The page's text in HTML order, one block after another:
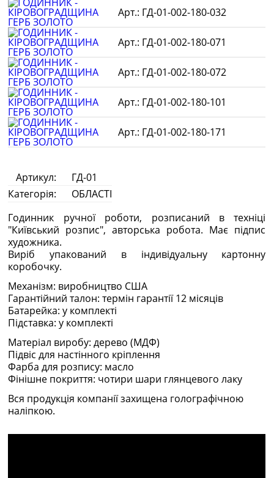
ГД-01-002-180-032
ГД-01-002-180-071
ГД-01-002-180-072
ГД-01-002-180-101
ГД-01-002-180-171
Артикул:
ГД-01
Категорія:
ОБЛАСТІ
Годинник ручної роботи, розписаний в техніці
"Київський розпис", авторська робота. Має підпис
художника.
Виріб упакований в індивідуальну картонну
коробочку.
Механізм: виробництво США
Гарантійний талон: термін гарантії 12 місяців
Батарейка: у комплекті
Підставка: у комплекті
Матеріал виробу: дерево (МДФ)
Підвіс для настінного кріплення
Фарба для розпису: масло
Фінішне покриття: чотири шари глянцевого лаку
Вся продукція компанії захищена голографічною
наліпкою.